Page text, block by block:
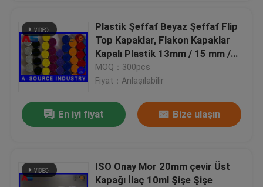
Plastik Şeffaf Beyaz Şeffaf Flip
Top Kapaklar, Flakon Kapaklar
Kapalı Plastik 13mm / 15 mm /
20mm / 32mm
MOQ：300pcs
Fiyat：Anlaşılabilir
En iyi fiyat Bize ulaşın
ISO Onay Mor 20mm çevir Üst
Kapağı İlaç 10ml Şişe Şişe